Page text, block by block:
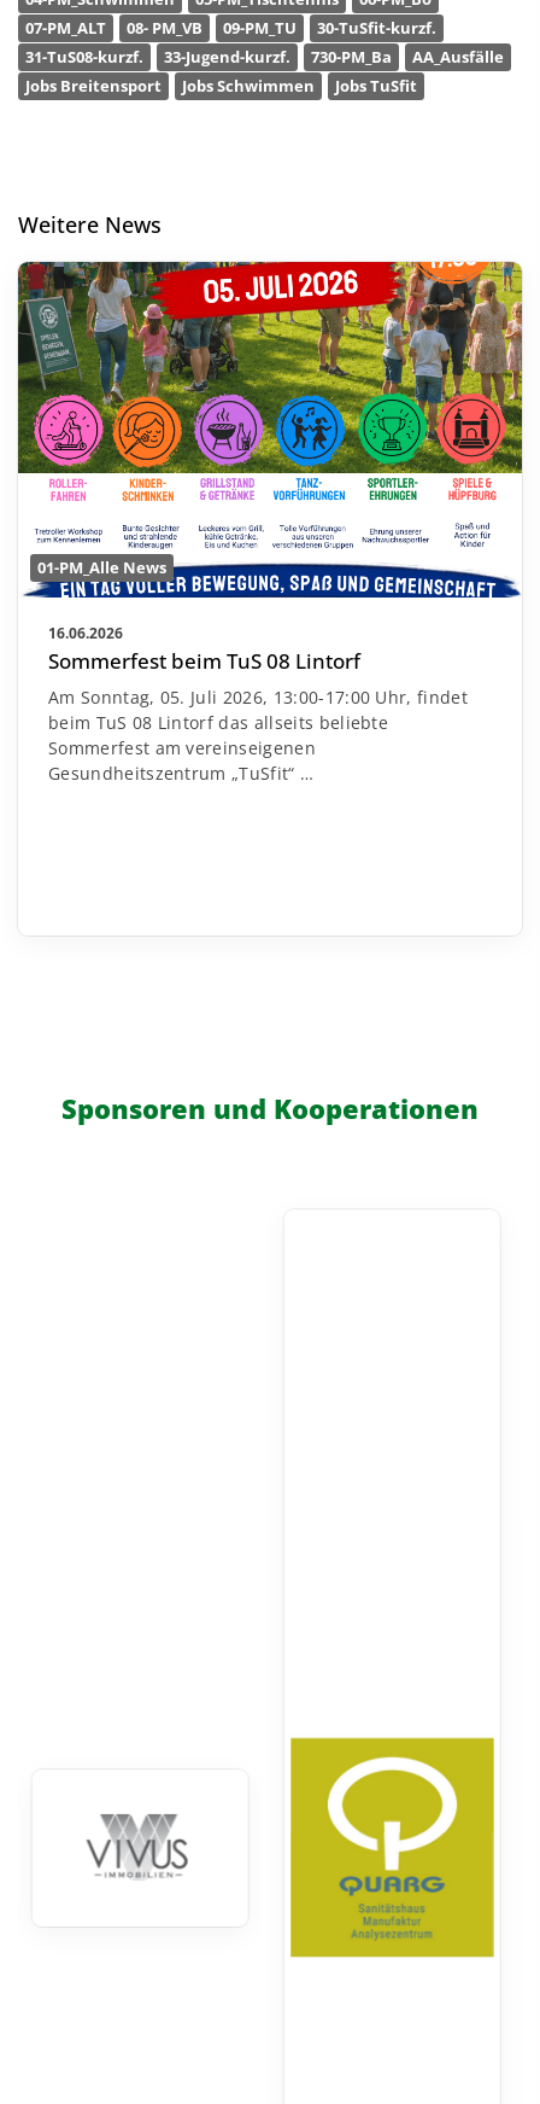
07-PM_ALT
08- PM_VB 09-PM_TU
30-TuSfit-kurzf.
31-TuS08-kurzf.
33-Jugend-kurzf. 730-PM_Ba
AA_Ausfälle
Jobs Breitensport
Jobs Schwimmen Jobs TuSfit
Weitere News
01-PM_Alle News
16.06.2026
Sommerfest beim TuS 08 Lintorf
Am Sonntag, 05. Juli 2026, 13:00-17:00 Uhr, findet
beim TuS 08 Lintorf das allseits beliebte
Sommerfest am vereinseigenen
Gesundheitszentrum „TuSfit“ …
Sponsoren und Kooperationen